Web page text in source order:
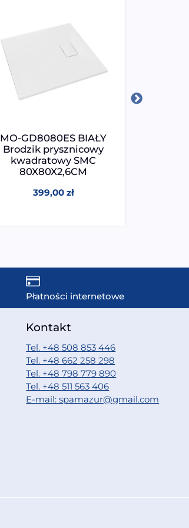
MO-GD8080ES BIAŁY
Brodzik prysznicowy
kwadratowy SMC
80X80X2,6CM
399,00 zł
Płatności internetowe
Kontakt
Tel. +48 508 853 446
Tel. +48 662 258 298
Tel. +48 798 779 890
Tel. +48 511 563 406
E-mail: spamazur@gmail.com